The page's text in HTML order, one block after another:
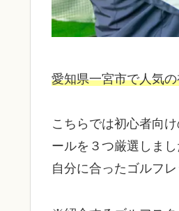
愛知県一宮市で人気
こちらでは初心者向
ールを３つ厳選しま
自分に合ったゴルフ